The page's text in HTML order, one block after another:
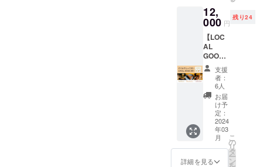
雨の場
合は中
止と
し、野
菜果物
の詰め
合わせ
約2kgを
発送致
しま
す。 ※
交通費
別途必
要とな
りま
でにお
届け予
定とな
りま
す。 ※
ご注文
状況、
製造工
程上な
どの都
合によ
り出荷
時期が
遅れる
す ※製
りま
す。長
期間栄
養を吸
収した
はっさ
くは苦
味と酸
味がま
ろやか
にな
り、甘
みが強
調され
ます。
から大
いは
『デコ
と呼ば
れて販
売され
ている
品種と
なりま
す。 紀
の川市
で一般
的に1月
上旬に
収穫さ
れるし
らぬい
いない
畑でつ
くった
一筆箋3
種とま
つばら
農園の
紀の川
柿合計6
個入り1
箱をお
届けし
ます。
（送料
込み）
紀ノ川
柿とは
12,
000 円
残り24
【LOC
AL
GOOD!
SET】
一筆箋3
種+あん
ぽキウ
イ＋い
ちじく
ジャム
+柿のフ
ロラン
タン
12,000
支援
者：
6人
お届
け予
定：
2024
年03
月
詳細を見る
こ
の
リ
タ
ー
ン